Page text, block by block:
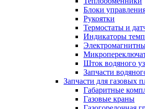
Блоки
Рукоятки
Термостаты и
Индикаторы
Шток водяного
Запчасти
Запчасти для газовых
Габаритные
Газовые краны